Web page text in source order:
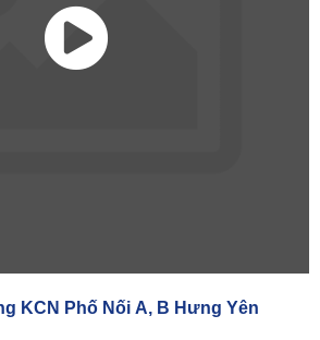
KCN Phố Nối A, B Hưng Yên